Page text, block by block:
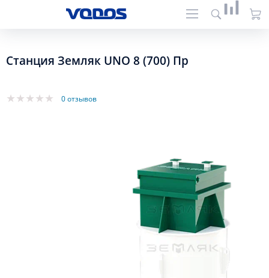
Станция Земляк UNO 8 (700) Пр
0 отзывов